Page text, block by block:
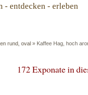
- entdecken - erleben
rund, oval » Kaffee Hag, hoch
172 Exponate in